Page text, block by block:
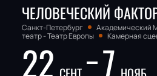
ЧЕЛОВЕЧЕСКИЙ
Санкт-Петербург
Академический
театр - Театр Европы
Камерная
22 7